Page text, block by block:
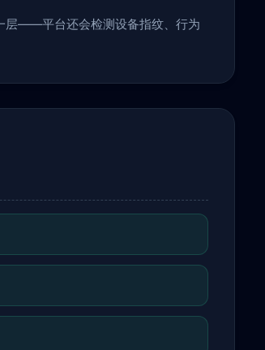
层——平台还会检测设备指纹、行为